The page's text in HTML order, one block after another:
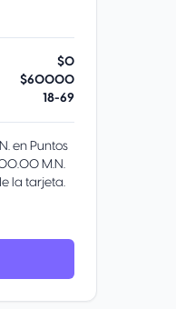
$0
$60000
18-69
en Puntos
M.N.
la tarjeta.